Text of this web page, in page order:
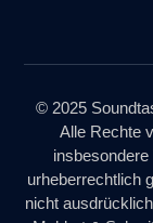
© 2025
Alle Rechte
urheberrechtlich
nicht